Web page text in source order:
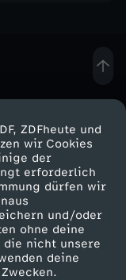
ZDFheute und
wir Cookies
der
erforderlich
dürfen wir
und/oder
ohne deine
nicht unsere
deine
ZDF